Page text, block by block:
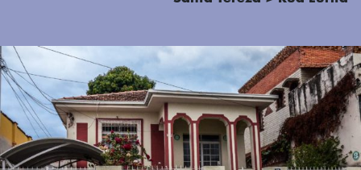
PODCAST
MAPA
SOBRE
INSTAGRAM